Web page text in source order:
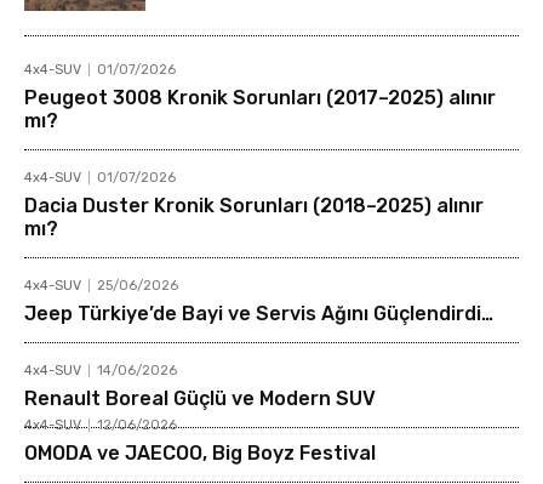
4x4-SUV 01/07/2026
Peugeot 3008 Kronik Sorunları (2017–2025) alınır
mı?
4x4-SUV 01/07/2026
Dacia Duster Kronik Sorunları (2018–2025) alınır
mı?
4x4-SUV 25/06/2026
Jeep Türkiye’de Bayi ve Servis Ağını Güçlendirdi…
4x4-SUV 14/06/2026
Renault Boreal Güçlü ve Modern SUV
4x4-SUV 12/06/2026
OMODA ve JAECOO, Big Boyz Festival